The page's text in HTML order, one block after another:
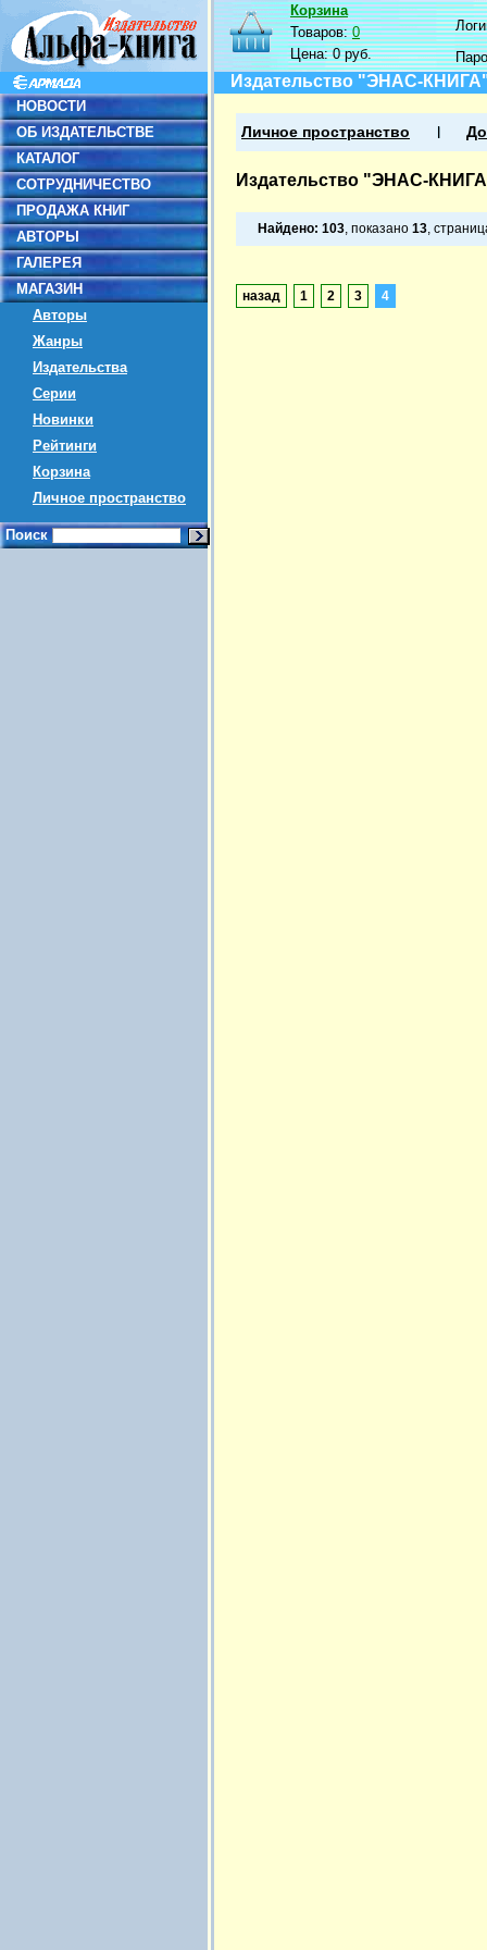
НОВОСТИ
ОБ ИЗДАТЕЛЬСТВЕ
КАТАЛОГ
СОТРУДНИЧЕСТВО
ПРОДАЖА КНИГ
АВТОРЫ
ГАЛЕРЕЯ
МАГАЗИН
Авторы
Жанры
Издательства
Серии
Новинки
Рейтинги
Корзина
Личное пространство
Поиск
Корзина
Товаров:0
Цена:0 руб.
Издательство "ЭНАС-
Личное пространство
Издательство "ЭНАС-
Найдено: 103, показано 13,
назад 1 2 3 4